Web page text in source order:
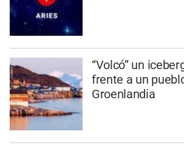
“Volcó” un
frente a un
Groenlandia